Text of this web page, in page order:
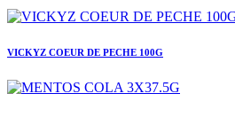
VICKYZ COEUR DE PECHE 100G